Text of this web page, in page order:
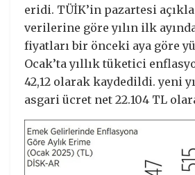
eridi. TÜİK’in pazartesi
verilerine göre yılın ilk
fiyatları bir önceki aya göre
Ocak’ta yıllık tüketici
42,12 olarak kaydedildi. yeni
asgari ücret net 22.104 TL